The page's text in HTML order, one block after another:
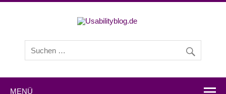
Experten zu den Themen Usability und User Experience.
MENÜ